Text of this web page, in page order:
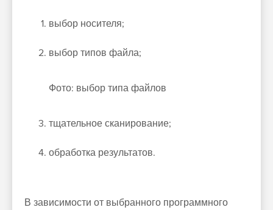
выбор носителя;
выбор типов файла;
Фото: выбор типа файлов
тщательное сканирование;
обработка результатов.
В зависимости от выбранного программного